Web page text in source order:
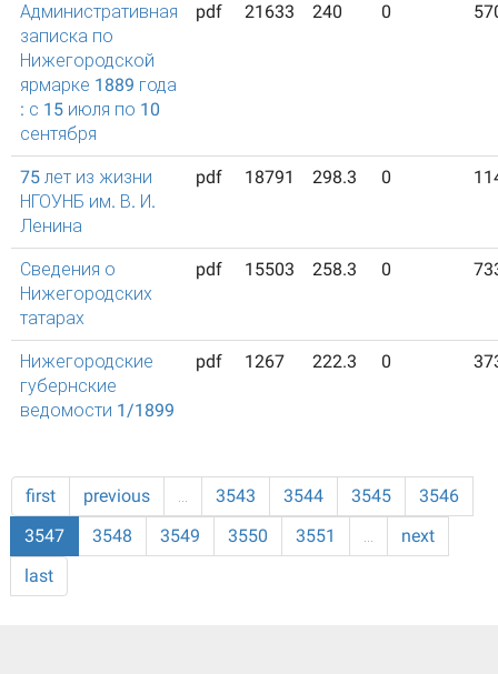
Административная
записка по
Нижегородской
ярмарке 1889 года
: с 15 июля по 10
сентября
pdf 21633 240 0
75 лет из жизни
НГОУНБ им. В. И.
Ленина
pdf 18791 298.3 0
Сведения о
Нижегородских
татарах
pdf 15503 258.3 0
Нижегородские
губернские
ведомости 1/1899
pdf 1267 222.3 0
first previous … 3543 3544 3545
3546
3547
3548 3549 3550 3551 …
next
last